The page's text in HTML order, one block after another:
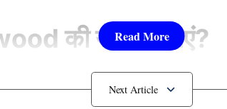
की यह हसीनाएं?
( Deepika